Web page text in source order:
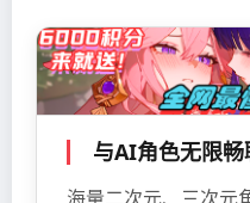
与AI角色无限
海量二次元、三次元